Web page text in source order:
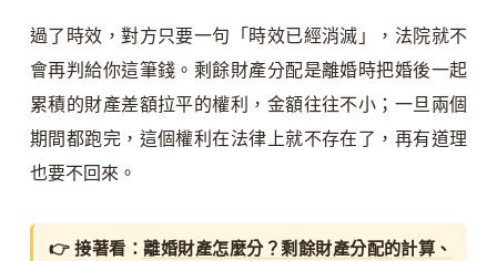
過了時效，對方只要一句「時效已經消滅」，法院就不
會再判給你這筆錢。剩餘財產分配是離婚時把婚後一起
累積的財產差額拉平的權利，金額往往不小；一旦兩個
期間都跑完，這個權利在法律上就不存在了，再有道理
也要不回來。
👉 接著看：離婚財產怎麼分？剩餘財產分配的計算、